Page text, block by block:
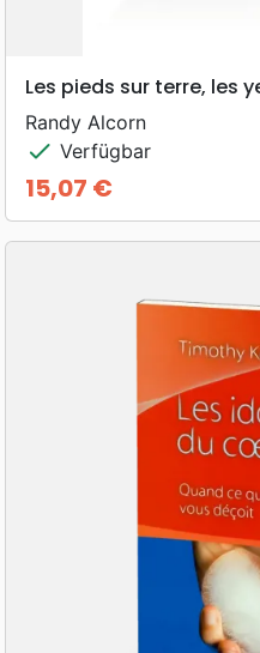
Les pieds sur terre, les
Randy Alcorn
check Verfügbar
Preis
15,07 €